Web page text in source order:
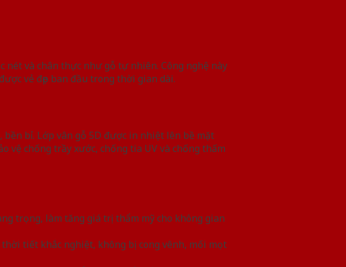
nét và chân thực như gỗ tự nhiên. Công nghệ này
vẻ đẹp ban đầu trong thời gian dài.
bền bỉ. Lớp vân gỗ 5D được in nhiệt lên bề mặt
vệ chống trầy xước, chống tia UV và chống thấm
trọng, làm tăng giá trị thẩm mỹ cho không gian
tiết khắc nghiệt, không bị cong vênh, mối mọt